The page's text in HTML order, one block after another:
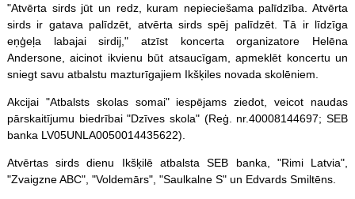
"Atvērta sirds jūt un redz, kuram nepieciešama palīdzība. Atvērta
sirds ir gatava palīdzēt, atvērta sirds spēj palīdzēt. Tā ir līdzīga
eņģeļa labajai sirdij," atzīst koncerta organizatore Helēna
Andersone, aicinot ikvienu būt atsaucīgam, apmeklēt koncertu un
sniegt savu atbalstu mazturīgajiem Ikšķiles novada skolēniem.
Akcijai "Atbalsts skolas somai" iespējams ziedot, veicot naudas
pārskaitījumu biedrībai "Dzīves skola" (Reģ. nr.40008144697; SEB
banka LV05UNLA0050014435622).
Atvērtas sirds dienu Ikšķilē atbalsta SEB banka, "Rimi Latvia",
"Zvaigzne ABC", "Voldemārs", "Saulkalne S" un Edvards Smiltēns.